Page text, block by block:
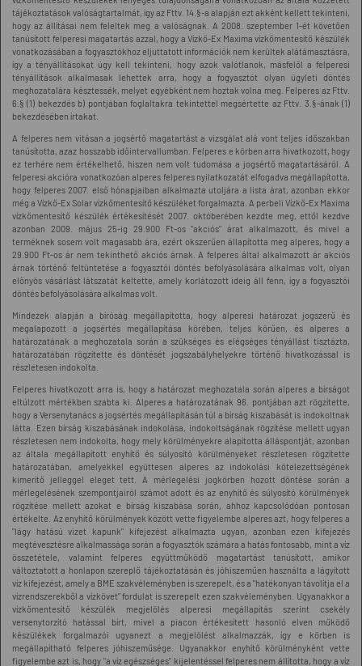
tájékoztatások valóságtartalmát, így az Fttv. 14.§-a alapján ezt akként kellett tekinteni,
hogy az állításai nem feleltek meg a valóságnak. A 2008. szeptember 1-ét követően
tanúsított felperesi magatartás azzal, hogy a Vízkő-Ex Maxima vízkőmentesítő készülék
vonatkozásában a fogyasztókhoz eljuttatott információk nem kerültek alátámasztásra,
így a tényállításokat úgy kell tekinteni, hogy azok valótlanok, másfelől a felperesi
tényállítások alkalmasak lehettek arra, hogy a fogyasztót olyan ügyleti döntés
meghozatalára késztessék, melyet egyébként nem hoztak volna meg. Felperes az Fttv.
6.§ (1) bekezdés b) pontjában foglaltakra tekintettel megsértette az Fttv. 3.§-ának (1)
bekezdésében írtakat.
A felperes nem vitásan a jogsértő magatartást a vizsgálat alá vont teljes időszakban
tanúsította, azaz hosszabb időintervallumban. Felperes e körben arra hivatkozott, hogy
ez terhére nem értékelhető, hiszen nem volt tudomása a jogsértő magatartásáról. A
felperesi akcióra vonatkozóan alperes felperes nyilatkozatát elfogadva megállapította,
hogy felperes 2007. első hónapjaiban alkalmazta utoljára a lista árat, azonban ekkor
még a Vízkő-Ex Solar vízkőmentesítő készüléket forgalmazta. A perbeli Vízkő-Ex Maxima
vízkőmentesítő készülék értékesítését 2007. októberében kezdte meg, ettől kezdve
azonban 2009. május 25-ig 29.900 Ft-os "akciós" árat alkalmazott, és mivel a
terméknek sosem volt magasabb ára, ezért okszerűen állapította meg alperes, hogy a
29.900 Ft-os ár nem tekinthető akciós árnak. A felperes által alkalmazott ár akciós
árnak történő feltüntetése a fogyasztói döntés befolyásolására alkalmas volt, olyan
előnyös vásárlást látszatát keltette, amely korlátozott ideig áll fenn, így a fogyasztói
döntés befolyásolására alkalmas volt.
Mindezek alapján a bíróság megállapította, hogy alperesi határozat jogszerű és
megalapozott a jogsértés megállapítása körében, teljes körűen, és alperes a
határozatának a meghozatala során a szükséges és elégséges tényállást tisztázta,
határozatában rögzítette és döntését jogszabályhelyekre történő hivatkozással is
részletesen indokolta.
Felperes hivatkozott arra is, hogy a határozat meghozatala során alperes a bírságot
eltúlzott mértékben szabta ki. Alperes a határozatának 96. pontjában azt rögzítette,
hogy a Versenytanács a jogsértés megállapításán túl a bírság kiszabását is indokoltnak
látta. Ezen bírság kiszabásának indokolása, indokoltságának rögzítése mellett ugyan
részletesen nem indokolta, hogy mely körülményekre alapította álláspontját, azonban
az általa megállapított enyhítő és súlyosító körülményeket részletesen rögzítette
határozatában, amelyekkel együttesen alperes az indokolási kötelezettségének
kimerítő jelleggel eleget tett. A mérlegelési jogkörben hozott döntése során a
mérlegelésének szempontjairól számot adott és az enyhítő és súlyosító körülmények
rögzítése mellett azokat e bírság kiszabása során, ahhoz kapcsolódóan pontosan
értékelte. Az enyhítő körülmények között vette figyelembe alperes azt, hogy felperes a
"lágy hatású vizet kapunk" kifejezést alkalmazta ugyan, azonban ezen kifejezés
megtévesztésre alkalmassága során a fogyasztók számára a hatás fontosabb, mint a víz
összetétele, valamint felperes együttműködő magatartást tanúsított, amikor
változtatott a honlapon szereplő tájékoztatásán és jóhiszeműen használta a lágyított
víz kifejezést, amely a BME szakvéleményben is szerepelt, és a "hatékonyan távolítja el a
vízrendszerekből a vízkövet" fordulat is szerepelt ezen szakvéleményben. Ugyanakkor a
vízkőmentesítő készülék megjelölés alperesi megállapítás szerint csekély
versenytorzító hatással bírt, mivel a piacon értékesített hasonló elven működő
készülékek forgalmazói ugyanezt a megjelölést alkalmazzák, így e körben is
megállapítható felperes jóhiszeműsége. Ugyanakkor enyhítő körülményként vette
figyelembe azt is, hogy "a víz egészséges" kijelentéssel felperes nem állította, hogy a víz